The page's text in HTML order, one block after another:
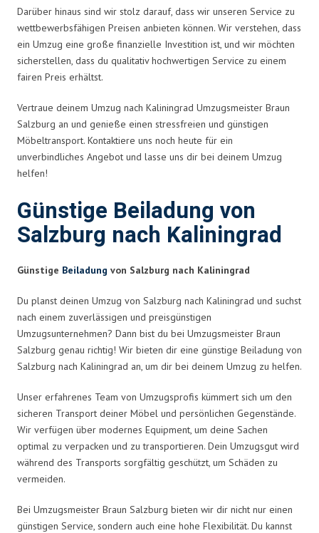
Darüber hinaus sind wir stolz darauf, dass wir unseren Service zu
wettbewerbsfähigen Preisen anbieten können. Wir verstehen, dass
ein Umzug eine große finanzielle Investition ist, und wir möchten
sicherstellen, dass du qualitativ hochwertigen Service zu einem
fairen Preis erhältst.
Vertraue deinem Umzug nach Kaliningrad Umzugsmeister Braun
Salzburg an und genieße einen stressfreien und günstigen
Möbeltransport. Kontaktiere uns noch heute für ein
unverbindliches Angebot und lasse uns dir bei deinem Umzug
helfen!
Günstige Beiladung von
Salzburg nach Kaliningrad
Günstige Beiladung von Salzburg nach Kaliningrad
Du planst deinen Umzug von Salzburg nach Kaliningrad und suchst
nach einem zuverlässigen und preisgünstigen
Umzugsunternehmen? Dann bist du bei Umzugsmeister Braun
Salzburg genau richtig! Wir bieten dir eine günstige Beiladung von
Salzburg nach Kaliningrad an, um dir bei deinem Umzug zu helfen.
Unser erfahrenes Team von Umzugsprofis kümmert sich um den
sicheren Transport deiner Möbel und persönlichen Gegenstände.
Wir verfügen über modernes Equipment, um deine Sachen
optimal zu verpacken und zu transportieren. Dein Umzugsgut wird
während des Transports sorgfältig geschützt, um Schäden zu
vermeiden.
Bei Umzugsmeister Braun Salzburg bieten wir dir nicht nur einen
günstigen Service, sondern auch eine hohe Flexibilität. Du kannst